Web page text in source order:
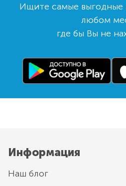
Ищите самые выгодные
любом
где бы Вы не
Информация
Наш блог